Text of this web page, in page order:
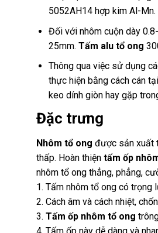
5052AH14 hợp kim Al-Mn.
Đối với nhôm cuộn dày
25mm. Tấm alu tổ ong
Thông qua việc sử dụng
thực hiện bằng cách cán
keo dính giòn hay gặp
Đặc trưng
Nhôm tổ ong được sản xuất
thấp. Hoàn thiện tấm ốp
nhôm tổ ong thẳng, phẳng,
1. Tấm nhôm tổ ong có trọng
2. Cách âm và cách nhiệt,
3. Tấm ốp nhôm tổ ong